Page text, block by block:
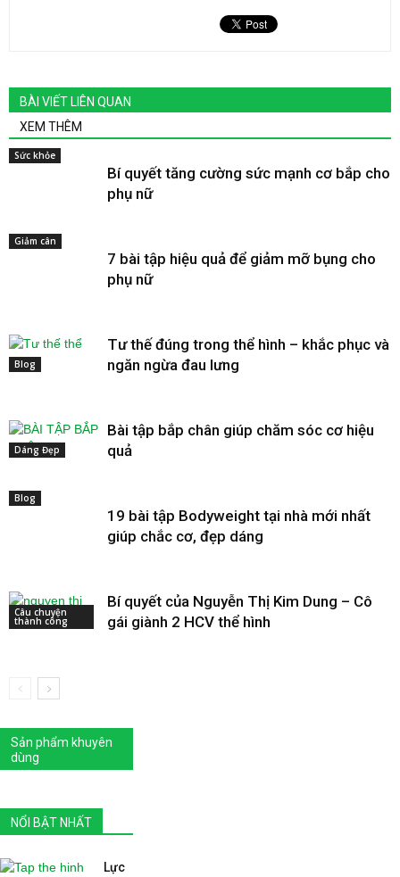
BÀI VIẾT LIÊN QUAN
XEM THÊM
Sức khỏe
Bí quyết tăng cường sức mạnh cơ bắp cho
phụ nữ
Giảm cân
7 bài tập hiệu quả để giảm mỡ bụng cho
phụ nữ
Blog
Tư thế đúng trong thể hình – khắc phục và
ngăn ngừa đau lưng
Dáng Đẹp
Bài tập bắp chân giúp chăm sóc cơ hiệu
quả
Blog
19 bài tập Bodyweight tại nhà mới nhất
giúp chắc cơ, đẹp dáng
Câu chuyện
thành công
Bí quyết của Nguyễn Thị Kim Dung – Cô
gái giành 2 HCV thể hình
Sản phẩm khuyên
dùng
NỔI BẬT NHẤT
Lực